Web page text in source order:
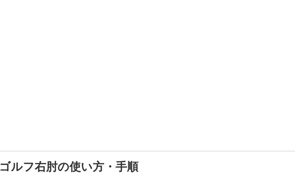
ゴルフ右肘の使い方・手順